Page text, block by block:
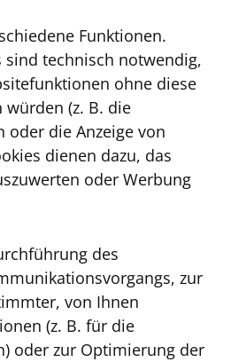
Funktionen.
sind technisch notwendig,
ohne diese
(z. B. die
die Anzeige von
dienen dazu, das
oder Werbung
des
zur
von Ihnen
(z. B. für die
oder zur Optimierung der